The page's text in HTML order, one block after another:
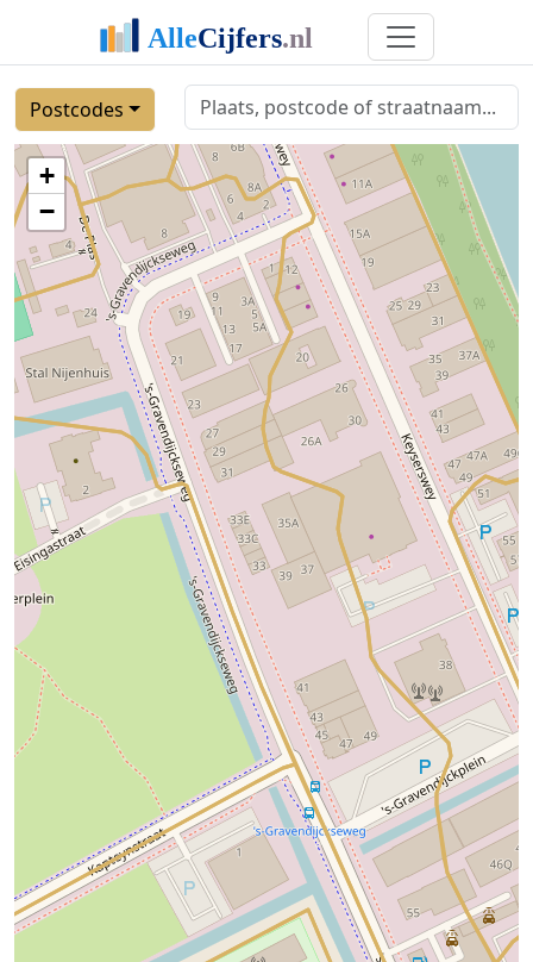
Postcodes
+
−